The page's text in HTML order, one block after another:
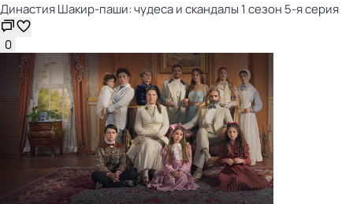
Династия Шакир-паши: чудеса и скандалы 1 сезон 5-я серия
0